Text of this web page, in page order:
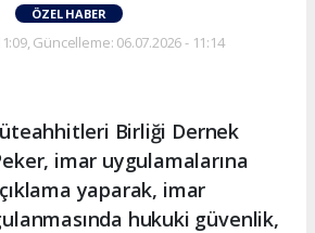
ÖZEL HABER
Güncelleme: 06.07.2026 - 11:14
Birliği Dernek
imar uygulamalarına
yaparak, imar
hukuki güvenlik,